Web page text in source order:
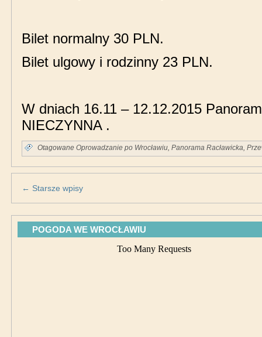
Bilet normalny 30 PLN.
Bilet ulgowy i rodzinny 23 PLN.
W dniach 16.11 – 12.12.2015
NIECZYNNA .
Otagowane Oprowadzanie po Wrocławiu, Panorama Racławicka,
← Starsze wpisy
POGODA WE WROCŁAWIU